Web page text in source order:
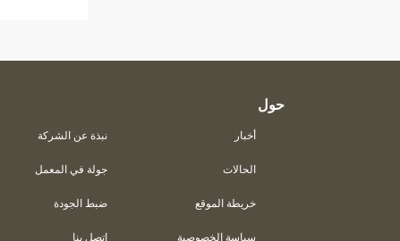
حول
نبذة عن الشركة
جولة في المعمل
ضبط الجودة
اتصل بنا
أخبار
الحالات
خريطة الموقع
سياسة الخصوصية